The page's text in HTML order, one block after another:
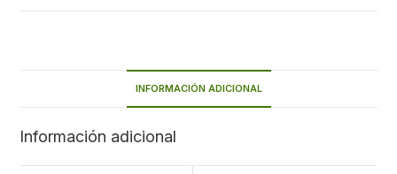
INFORMACIÓN ADICIONAL
Información adicional